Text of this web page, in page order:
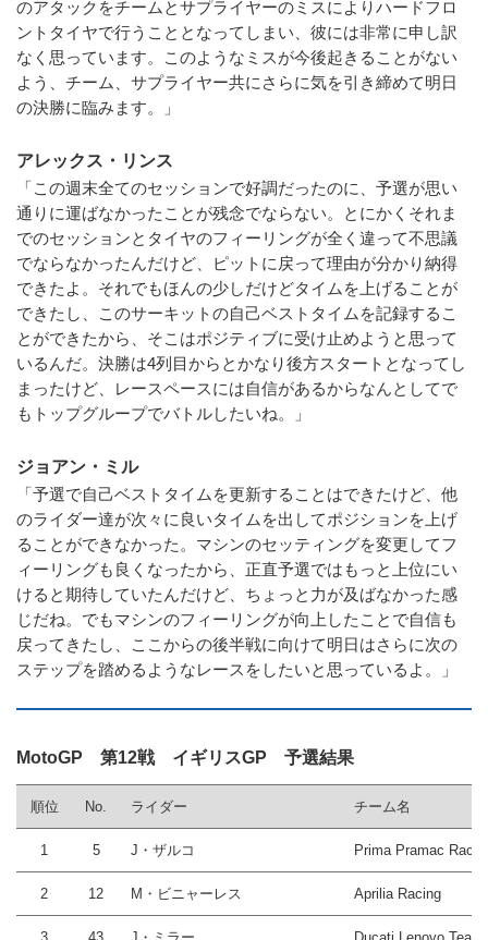
のアタックをチームとサプライヤーのミスによりハードフロ
ントタイヤで行うこととなってしまい、彼には非常に申し訳
なく思っています。このようなミスが今後起きることがない
よう、チーム、サプライヤー共にさらに気を引き締めて明日
の決勝に臨みます。」
アレックス・リンス
「この週末全てのセッションで好調だったのに、予選が思い
通りに運ばなかったことが残念でならない。とにかくそれま
でのセッションとタイヤのフィーリングが全く違って不思議
でならなかったんだけど、ピットに戻って理由が分かり納得
できたよ。それでもほんの少しだけどタイムを上げることが
できたし、このサーキットの自己ベストタイムを記録するこ
とができたから、そこはポジティブに受け止めようと思って
いるんだ。決勝は4列目からとかなり後方スタートとなってし
まったけど、レースペースには自信があるからなんとしてで
もトップグループでバトルしたいね。」
ジョアン・ミル
「予選で自己ベストタイムを更新することはできたけど、他
のライダー達が次々に良いタイムを出してポジションを上げ
ることができなかった。マシンのセッティングを変更してフ
ィーリングも良くなったから、正直予選ではもっと上位にい
けると期待していたんだけど、ちょっと力が及ばなかった感
じだね。でもマシンのフィーリングが向上したことで自信も
戻ってきたし、ここからの後半戦に向けて明日はさらに次の
ステップを踏めるようなレースをしたいと思っているよ。」
MotoGP 第12戦 イギリスGP 予選結果
順位 No. ライダー チーム名
1 5 J・ザルコ Prima Pramac
2 12 M・ビニャーレス Aprilia Racing